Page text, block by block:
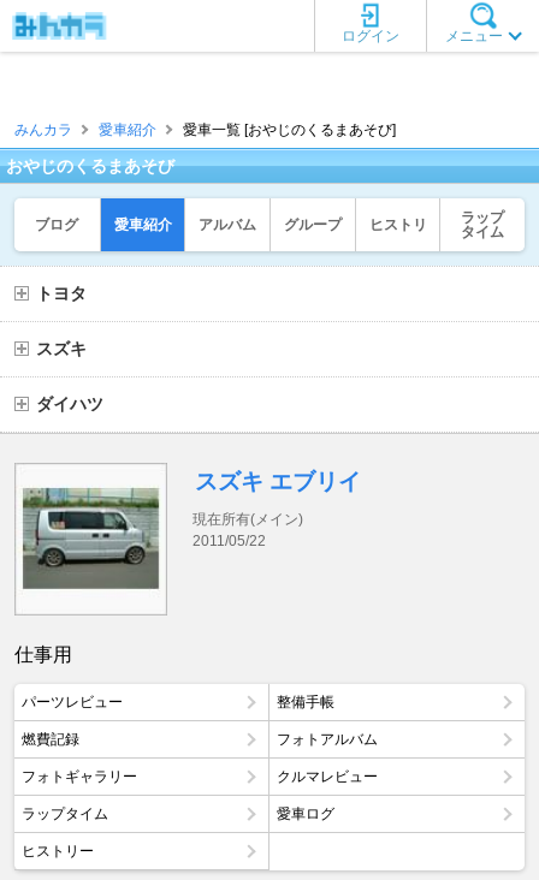
メニュー
ログイン
みんカラ 愛車紹介 愛車一覧 [おやじのくるまあそび]
おやじのくるまあそび
ブログ 愛車紹介 アルバム グループ ヒストリ
ラップ
タイム
トヨタ
スズキ
ダイハツ
スズキ エブリイ
現在所有(メイン)
2011/05/22
仕事用
パーツレビュー 整備手帳
燃費記録 フォトアルバム
フォトギャラリー クルマレビュー
ラップタイム 愛車ログ
ヒストリー